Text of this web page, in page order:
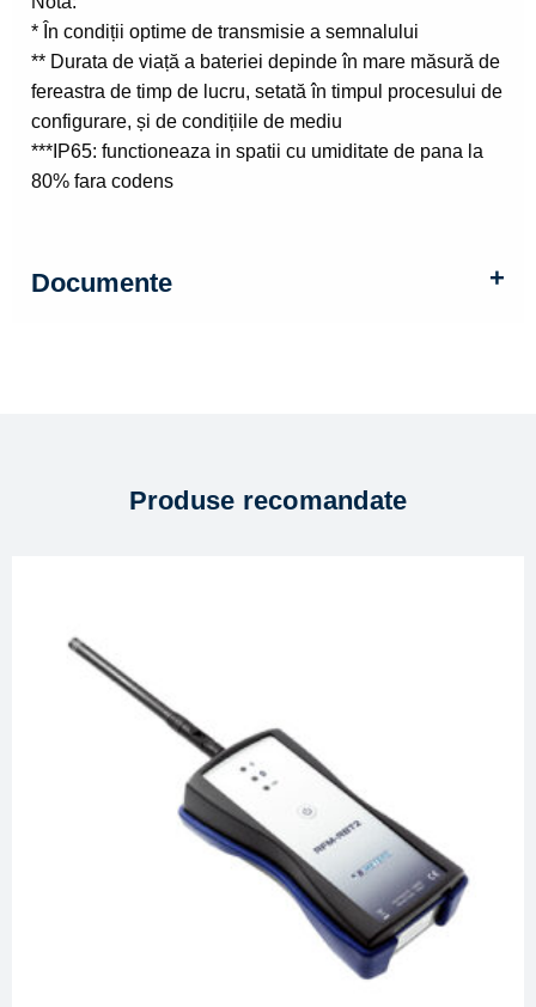
* În condiții optime de transmisie a semnalului
** Durata de viață a bateriei depinde în mare măsură de
fereastra de timp de lucru, setată în timpul procesului de
configurare, și de condițiile de mediu
***IP65: functioneaza in spatii cu umiditate de pana la
80% fara codens
Documente
Produse recomandate